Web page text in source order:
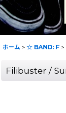
ホーム > ☆ BAND: F >
Filibuster /